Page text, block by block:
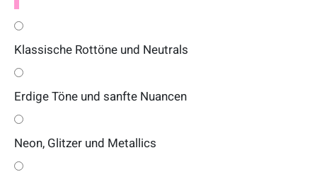
Klassische Rottöne und Neutrals
Erdige Töne und sanfte Nuancen
Neon, Glitzer und Metallics